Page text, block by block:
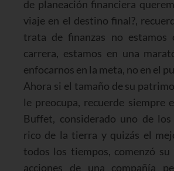
de planeación financiera
viaje en el destino final?,
trata de finanzas no estamos
carrera, estamos en una
enfocarnos en la meta, no en el
Ahora si el tamaño de su
le preocupa, recuerde siempre
Buffet, considerado uno de los
rico de la tierra y quizás el
todos los tiempos, comenzó
acciones de una compañía